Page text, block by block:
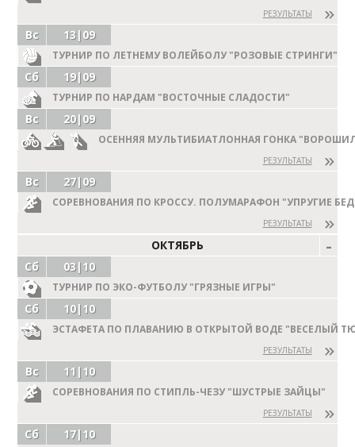
РЕЗУЛЬТАТЫ
Вс 13|09
ТУРНИР ПО ЛЕТНЕМУ ВОЛЕЙБОЛУ "РОЗОВЫЕ СТРИНГИ"
Сб 19|09
ТУРНИР ПО НАРДАМ "ВОСТОЧНЫЕ СЛАДОСТИ"
Вс 20|09
ОСЕННЯЯ МУЛЬТИБИАТЛОННАЯ ГОНКА
РЕЗУЛЬТАТЫ
Вс 27|09
СОРЕВНОВАНИЯ ПО КРОССУ. ПОЛУМАРАФОН "УПРУГИЕ
РЕЗУЛЬТАТЫ
ОКТЯБРЬ
Сб
03|10
ТУРНИР ПО ЭКО-ФУТБОЛУ "ГРЯЗНЫЕ ИГРЫ"
Сб 10|10
ЭСТАФЕТА ПО ПЛАВАНИЮ В ОТКРЫТОЙ ВОДЕ "ВЕСЕЛЫЙ
РЕЗУЛЬТАТЫ
Вс 11|10
СОРЕВНОВАНИЯ ПО СТИПЛЬ-ЧЕЗУ "ШУСТРЫЕ ЗАЙЦЫ"
РЕЗУЛЬТАТЫ
Сб 17|10